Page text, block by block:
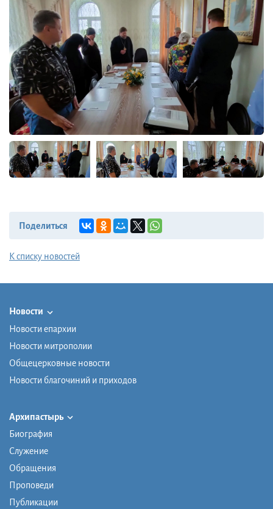
Поделиться
К списку новостей
Новости
Новости епархии
Новости митрополии
Общецерковные новости
Новости благочиний и приходов
Архипастырь
Биография
Служение
Обращения
Проповеди
Публикации